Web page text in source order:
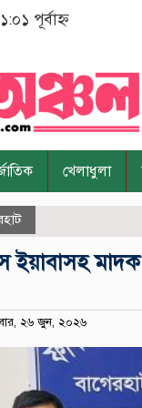
পূর্বাহ্ন
খেলাধুলা
মাদক
২৬ জুন, ২০২৬